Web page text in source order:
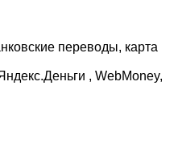
переводы, карта
, WebMoney,